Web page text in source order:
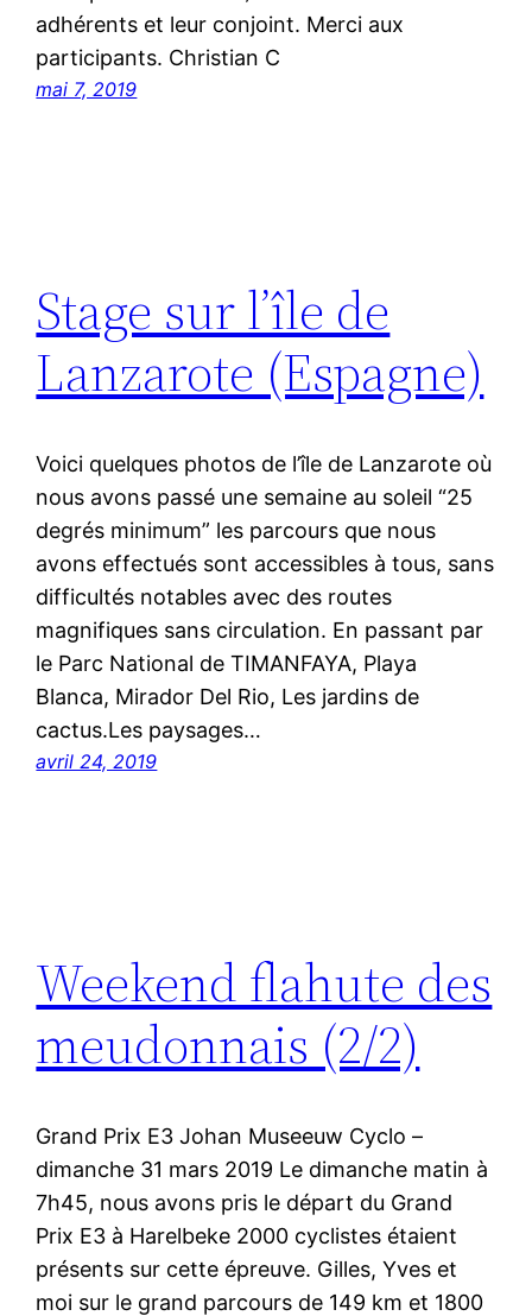
adhérents et leur conjoint. Merci aux
participants. Christian C
mai 7, 2019
Stage sur l’île de
Lanzarote (Espagne)
Voici quelques photos de l’île de Lanzarote où
nous avons passé une semaine au soleil “25
degrés minimum” les parcours que nous
avons effectués sont accessibles à tous, sans
difficultés notables avec des routes
magnifiques sans circulation. En passant par
le Parc National de TIMANFAYA, Playa
Blanca, Mirador Del Rio, Les jardins de
cactus.Les paysages…
avril 24, 2019
Weekend flahute des
meudonnais (2/2)
Grand Prix E3 Johan Museeuw Cyclo –
dimanche 31 mars 2019 Le dimanche matin à
7h45, nous avons pris le départ du Grand
Prix E3 à Harelbeke 2000 cyclistes étaient
présents sur cette épreuve. Gilles, Yves et
moi sur le grand parcours de 149 km et 1800